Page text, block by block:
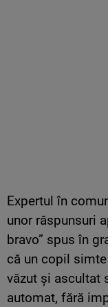
Expertul în
unor răspunsuri
bravo” spus în
că un copil
văzut și ascultat
automat, fără